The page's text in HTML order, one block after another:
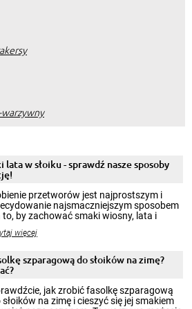
lata w słoiku - sprawdź nasze sposoby
przetworów jest najprostszym i
najsmaczniejszym sposobem
to, by zachować smaki wiosny, lata i
by cieszyć nimi oko w sezonie
poczuć atmosferę cieplejszych
Przygotowanie słoików ze
które pozwolą zachować świeżość
więcej
szparagową do słoików na zimę?
jak zrobić fasolkę szparagową
słoików na zimę i cieszyć się jej smakiem